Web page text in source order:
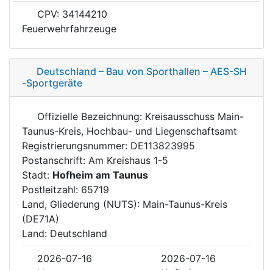
CPV: 34144210
Feuerwehrfahrzeuge
Deutschland – Bau von Sporthallen – AES-SH
-Sportgeräte
Offizielle Bezeichnung: Kreisausschuss Main-
Taunus-Kreis, Hochbau- und Liegenschaftsamt
Registrierungsnummer: DE113823995
Postanschrift: Am Kreishaus 1-5
Stadt: Hofheim am Taunus
Postleitzahl: 65719
Land, Gliederung (NUTS): Main-Taunus-Kreis
(DE71A)
Land: Deutschland
2026-07-16
2026-07-16